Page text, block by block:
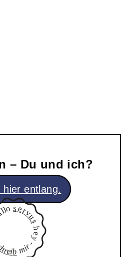
– Du und ich?
hier entlang.
lo s erv
us
h
e
y
reib mi
r-